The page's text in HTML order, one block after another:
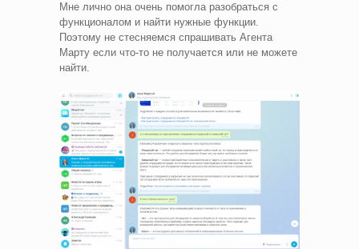
Мне лично она очень помогла разобраться с
функционалом и найти нужные функции.
Поэтому не стесняемся спрашивать Агента
Марту если что-то не получается или не можете
найти.